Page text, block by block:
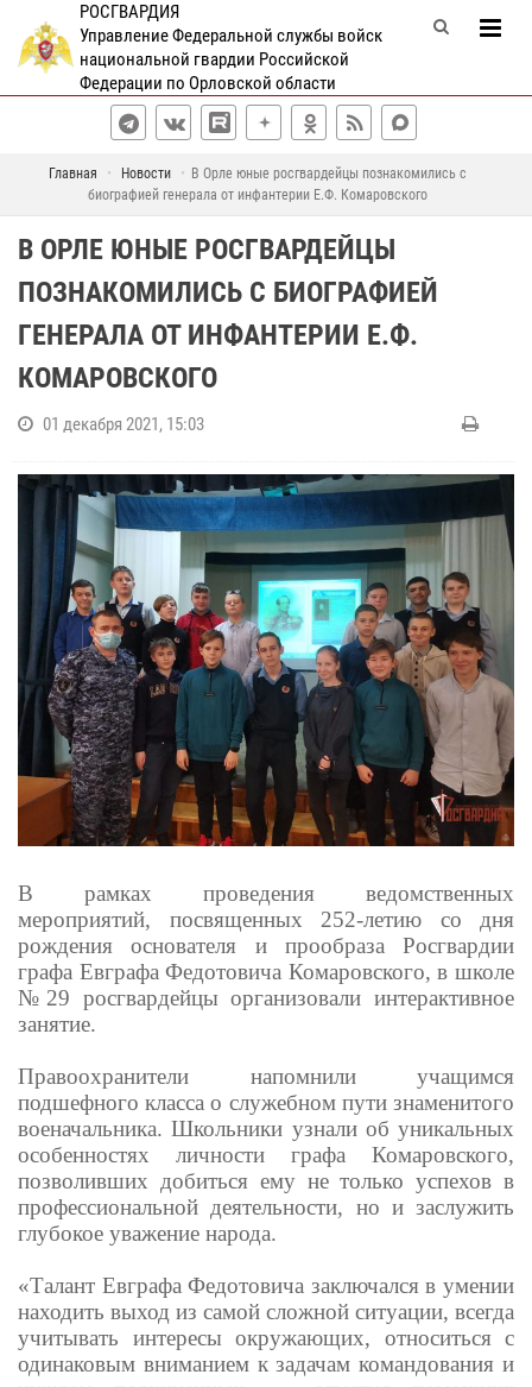
РОСГВАРДИЯ
Управление Федеральной службы войск
национальной гвардии Российской
Федерации по Орловской области
Главная Новости
В Орле юные росгвардейцы познакомились с
биографией генерала от инфантерии Е.Ф. Комаровского
В ОРЛЕ ЮНЫЕ РОСГВАРДЕЙЦЫ
ПОЗНАКОМИЛИСЬ С БИОГРАФИЕЙ
ГЕНЕРАЛА ОТ ИНФАНТЕРИИ Е.Ф.
КОМАРОВСКОГО
01 декабря 2021, 15:03
В рамках проведения ведомственных
мероприятий, посвященных 252-летию со дня
рождения основателя и прообраза Росгвардии
графа Евграфа Федотовича Комаровского, в школе
№29 росгвардейцы организовали интерактивное
занятие.
Правоохранители напомнили учащимся
подшефного класса о служебном пути знаменитого
военачальника. Школьники узнали об уникальных
особенностях личности графа Комаровского,
позволивших добиться ему не только успехов в
профессиональной деятельности, но и заслужить
глубокое уважение народа.
«Талант Евграфа Федотовича заключался в умении
находить выход из самой сложной ситуации, всегда
учитывать интересы окружающих, относиться с
одинаковым вниманием к задачам командования и